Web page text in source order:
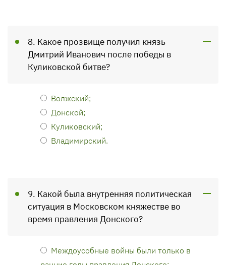
8. Какое прозвище получил князь
Дмитрий Иванович после победы в
Куликовской битве?
Волжский;
Донской;
Куликовский;
Владимирский.
9. Какой была внутренняя политическая
ситуация в Московском княжестве во
время правления Донского?
Междоусобные войны были только в